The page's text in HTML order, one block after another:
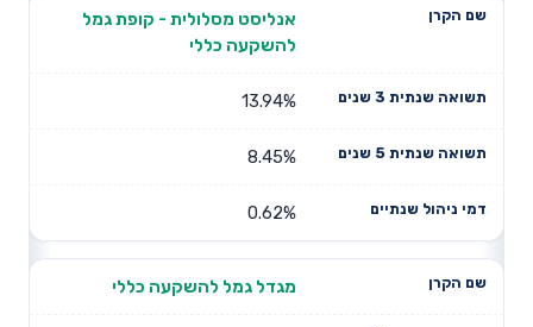
אנליסט מסלולית - קופת גמל
להשקעה כללי
13.94%
8.45%
0.62%
מגדל גמל להשקעה כללי